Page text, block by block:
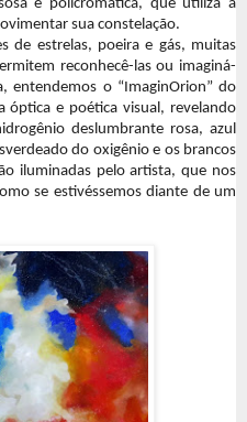
e policromática, que utiliza a
sua constelação.
de estrelas, poeira e gás, muitas
reconhecê-las ou imaginá-
entendemos o “ImaginOrion” do
óptica e poética visual, revelando
deslumbrante rosa, azul
do oxigênio e os brancos
iluminadas pelo artista, que nos
se estivéssemos diante de um